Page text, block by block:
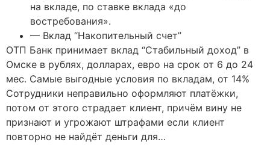
на вкладе, по ставке вклада «до
востребования».
— Вклад “Накопительный счет”
ОТП Банк принимает вклад “Стабильный доход” в
Омске в рублях, долларах, евро на срок от 6 до 24
мес. Самые выгодные условия по вкладам, от 14%
Сотрудники неправильно оформляют платёжки,
потом от этого страдает клиент, причём вину не
признают и угрожают штрафами если клиент
повторно не найдёт деньги для…